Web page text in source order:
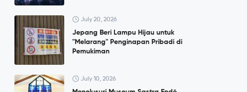
July 20, 2026
Jepang Beri Lampu Hijau untuk
"Melarang" Penginapan Pribadi di
Pemukiman
July 10, 2026